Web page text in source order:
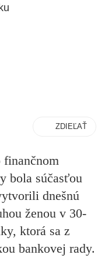
ZDIEĽAŤ
finančnom
bola súčasťou
dnešnú
ženou v 30-
ktorá sa z
bankovej rady.